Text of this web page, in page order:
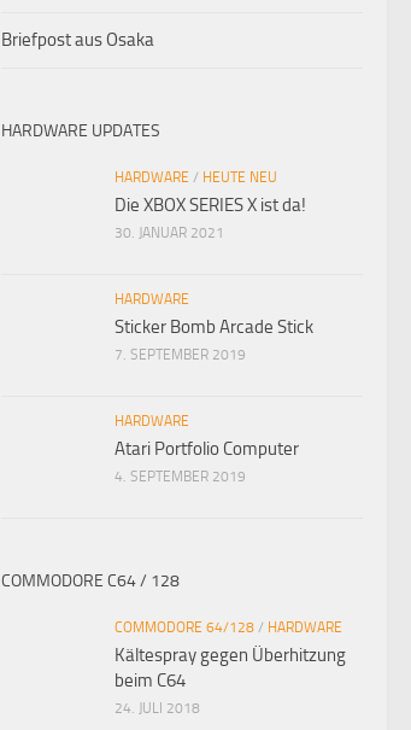
Briefpost aus Osaka
HARDWARE UPDATES
HARDWARE / HEUTE NEU
Die XBOX SERIES X ist da!
30. JANUAR 2021
HARDWARE
Sticker Bomb Arcade Stick
7. SEPTEMBER 2019
HARDWARE
Atari Portfolio Computer
4. SEPTEMBER 2019
COMMODORE C64 / 128
COMMODORE 64/128 / HARDWARE
Kältespray gegen Überhitzung
beim C64
24. JULI 2018